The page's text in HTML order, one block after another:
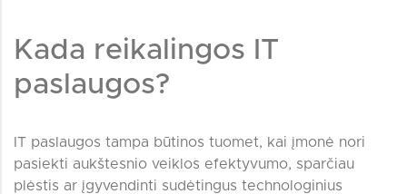
Kada reikalingos IT
paslaugos?
IT paslaugos tampa būtinos tuomet, kai įmonė nori
pasiekti aukštesnio veiklos efektyvumo, sparčiau
plėstis ar įgyvendinti sudėtingus technologinius